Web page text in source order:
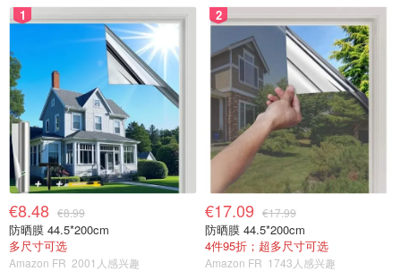
1
€8.48 €8.99
防晒膜 44.5*200cm
多尺寸可选
Amazon FR 2001人感兴趣
2
€17.09 €17.99
防晒膜 44.5*200cm
4件95折；超多尺寸可选
Amazon FR 1743人感兴趣